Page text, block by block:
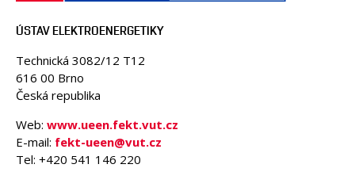
ÚSTAV ELEKTROENERGETIKY
Technická 3082/12 T12
616 00 Brno
Česká republika
Web: www.ueen.fekt.vut.cz
E-mail: fekt-ueen@vut.cz
Tel: +420 541 146 220